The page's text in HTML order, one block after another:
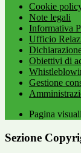
Cookie
Note legali
Informativa
Ufficio
Obiettivi di
Gestione
Pagina
Sezione